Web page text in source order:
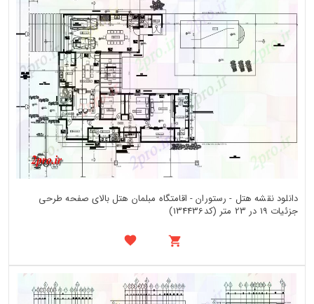
دانلود نقشه هتل - رستوران - اقامتگاه مبلمان هتل بالای صفحه طرحی
جزئیات 19 در 23 متر (کد134436)